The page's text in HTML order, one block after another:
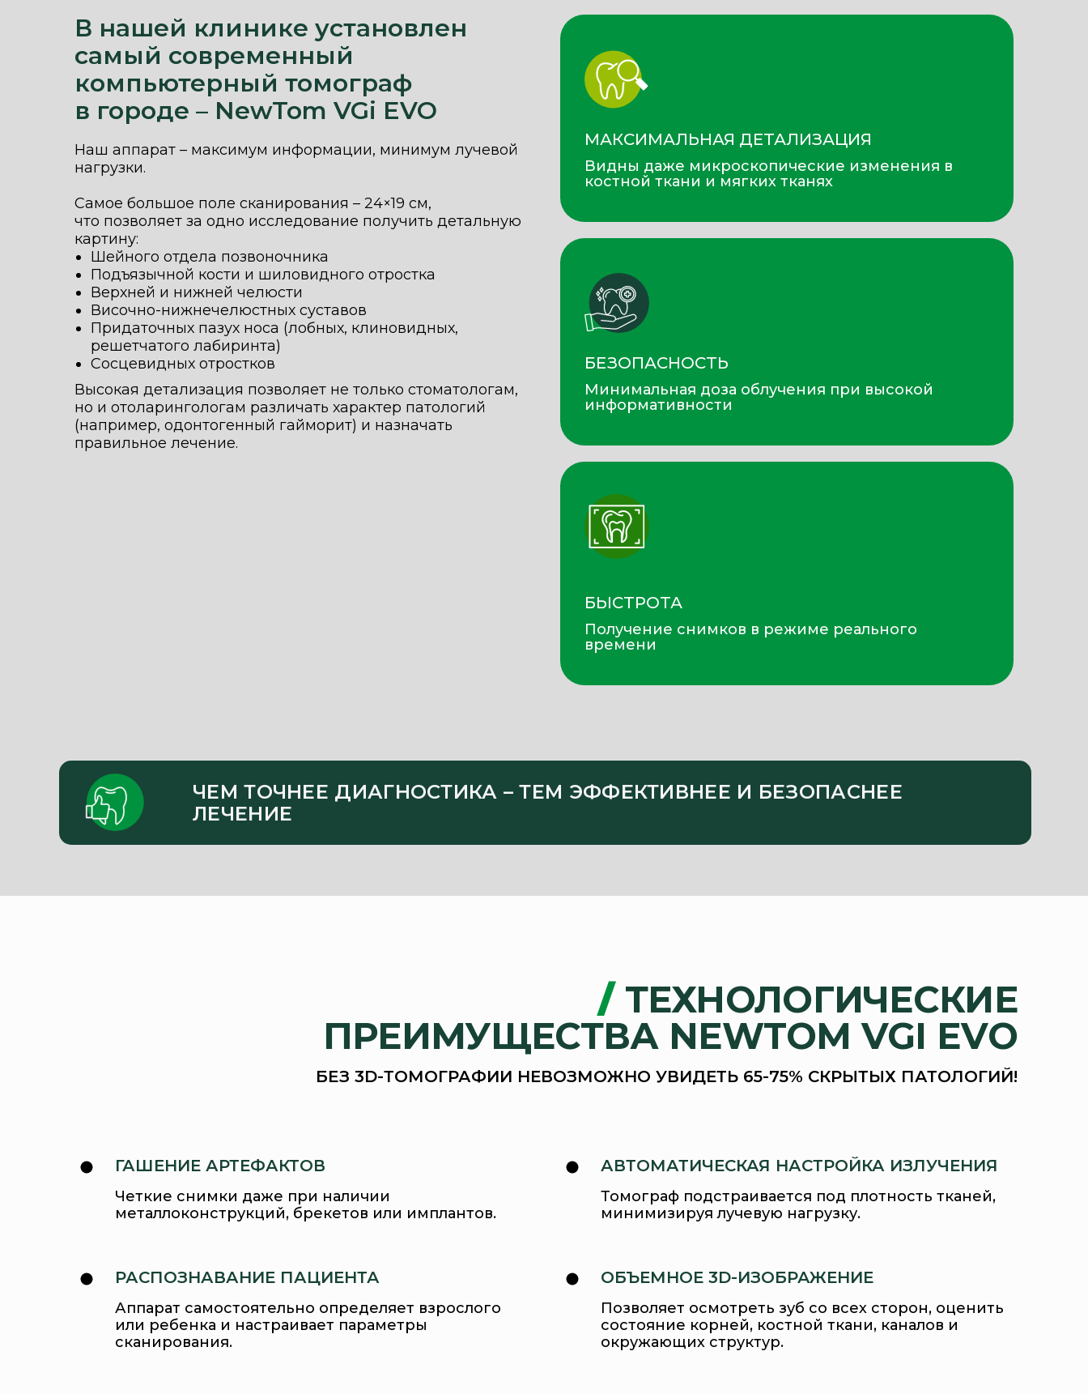
В нашей клинике установлен
самый современный
компьютерный томограф
в городе – NewTom VGi EVO
Наш аппарат – максимум информации, минимум лучевой
нагрузки.
Самое большое поле сканирования – 24×19 см,
что позволяет за одно исследование получить детальную
картину:
Шейного отдела позвоночника
Подъязычной кости и шиловидного отростка
Верхней и нижней челюсти
Височно-нижнечелюстных суставов
Придаточных пазух носа (лобных, клиновидных,
решетчатого лабиринта)
Сосцевидных отростков
Высокая детализация позволяет не только стоматологам,
но и отоларингологам различать характер патологий
(например, одонтогенный гайморит) и назначать
правильное лечение.
МАКСИМАЛЬНАЯ ДЕТАЛИЗАЦИЯ
Видны даже микроскопические изменения в
костной ткани и мягких тканях
БЕЗОПАСНОСТЬ
Минимальная доза облучения при высокой
информативности
БЫСТРОТА
Получение снимков в режиме реального
времени
ЧЕМ ТОЧНЕЕ ДИАГНОСТИКА – ТЕМ ЭФФЕКТИВНЕЕ И БЕЗОПАСНЕЕ
ЛЕЧЕНИЕ
/ ТЕХНОЛОГИЧЕСКИЕ
ПРЕИМУЩЕСТВА NEWTOM VGI EVO
БЕЗ 3D-ТОМОГРАФИИ НЕВОЗМОЖНО УВИДЕТЬ 65-75% СКРЫТЫХ ПАТОЛОГИЙ!
ГАШЕНИЕ АРТЕФАКТОВ
Четкие снимки даже при наличии
металлоконструкций, брекетов или имплантов.
АВТОМАТИЧЕСКАЯ НАСТРОЙКА ИЗЛУЧЕНИЯ
Томограф подстраивается под плотность тканей,
минимизируя лучевую нагрузку.
РАСПОЗНАВАНИЕ ПАЦИЕНТА
Аппарат самостоятельно определяет взрослого
или ребенка и настраивает параметры
сканирования.
ОБЪЕМНОЕ 3D-ИЗОБРАЖЕНИЕ
Позволяет осмотреть зуб со всех сторон, оценить
состояние корней, костной ткани, каналов и
окружающих структур.